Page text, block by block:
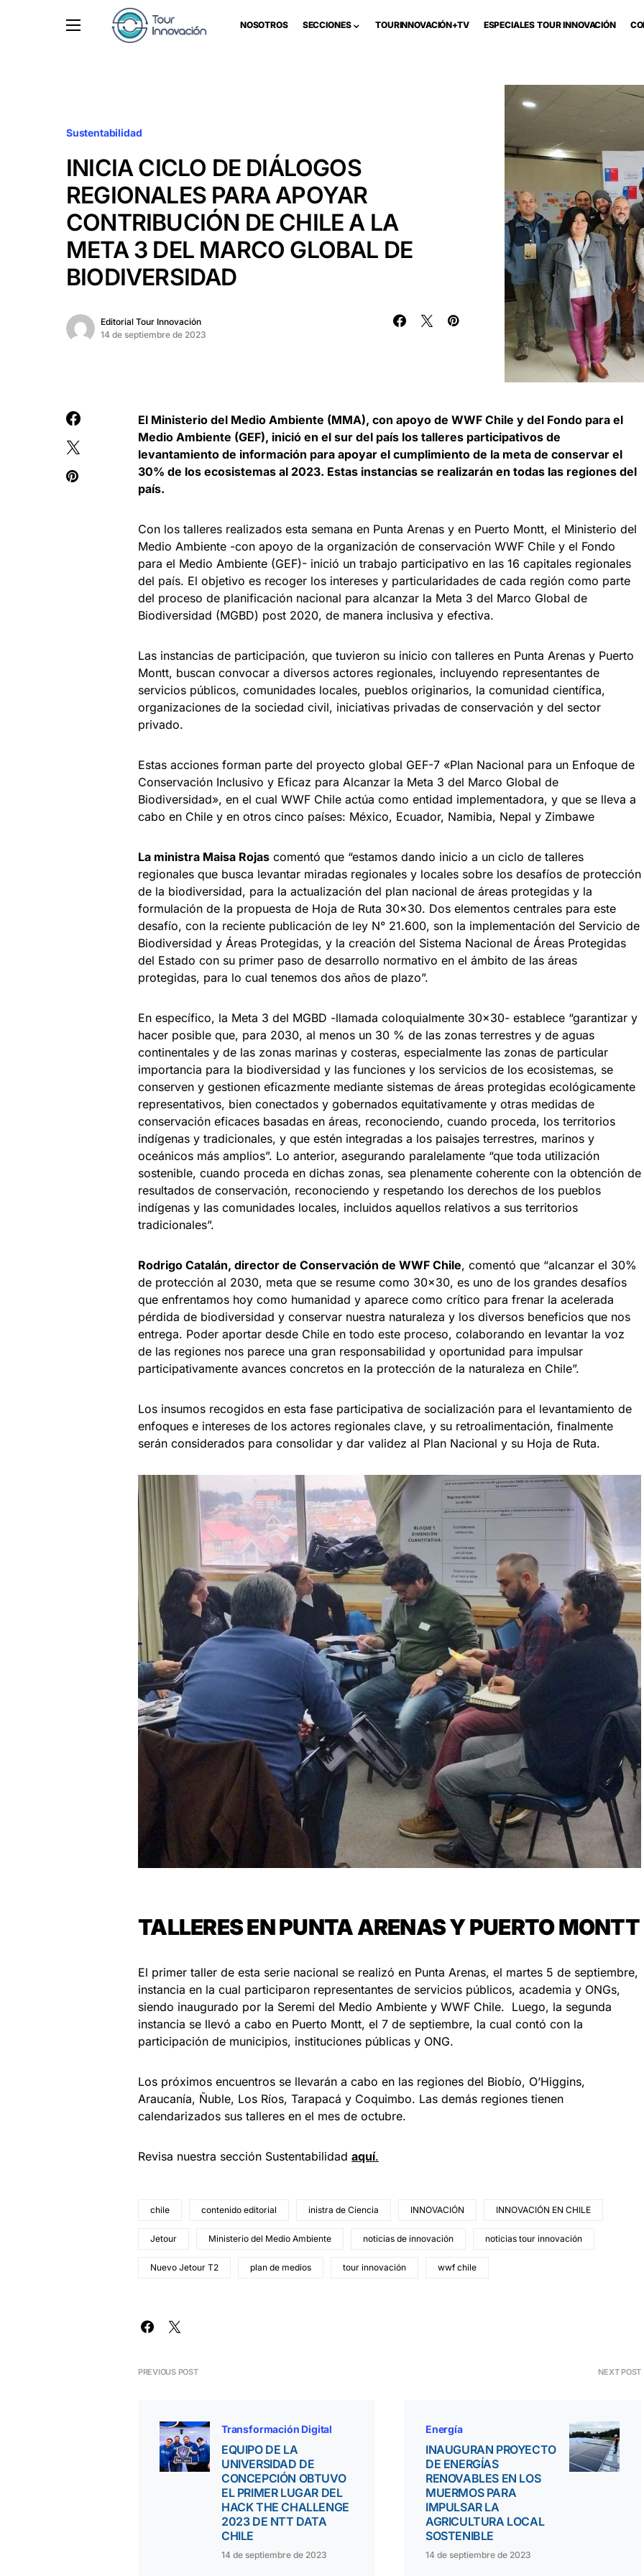
NOSOTROS SECCIONES TOURINNOVACIÓN+TV ESPECIALES TOUR INNOVACIÓN
Sustentabilidad
INICIA CICLO DE DIÁLOGOS
REGIONALES PARA APOYAR
CONTRIBUCIÓN DE CHILE A LA
META 3 DEL MARCO GLOBAL DE
BIODIVERSIDAD
Editorial Tour Innovación
14 de septiembre de 2023
El Ministerio del Medio Ambiente (MMA), con apoyo de WWF Chile y del Fondo para el
Medio Ambiente (GEF), inició en el sur del país los talleres participativos de
levantamiento de información para apoyar el cumplimiento de la meta de conservar el
30% de los ecosistemas al 2023. Estas instancias se realizarán en todas las regiones del
país.
Con los talleres realizados esta semana en Punta Arenas y en Puerto Montt, el Ministerio del
Medio Ambiente -con apoyo de la organización de conservación WWF Chile y el Fondo
para el Medio Ambiente (GEF)- inició un trabajo participativo en las 16 capitales regionales
del país. El objetivo es recoger los intereses y particularidades de cada región como parte
del proceso de planificación nacional para alcanzar la Meta 3 del Marco Global de
Biodiversidad (MGBD) post 2020, de manera inclusiva y efectiva.
Las instancias de participación, que tuvieron su inicio con talleres en Punta Arenas y Puerto
Montt, buscan convocar a diversos actores regionales, incluyendo representantes de
servicios públicos, comunidades locales, pueblos originarios, la comunidad científica,
organizaciones de la sociedad civil, iniciativas privadas de conservación y del sector
privado.
Estas acciones forman parte del proyecto global GEF-7 «Plan Nacional para un Enfoque de
Conservación Inclusivo y Eficaz para Alcanzar la Meta 3 del Marco Global de
Biodiversidad», en el cual WWF Chile actúa como entidad implementadora, y que se lleva a
cabo en Chile y en otros cinco países: México, Ecuador, Namibia, Nepal y Zimbawe
La ministra Maisa Rojas comentó que “estamos dando inicio a un ciclo de talleres
regionales que busca levantar miradas regionales y locales sobre los desafíos de protección
de la biodiversidad, para la actualización del plan nacional de áreas protegidas y la
formulación de la propuesta de Hoja de Ruta 30×30. Dos elementos centrales para este
desafío, con la reciente publicación de ley N° 21.600, son la implementación del Servicio de
Biodiversidad y Áreas Protegidas, y la creación del Sistema Nacional de Áreas Protegidas
del Estado con su primer paso de desarrollo normativo en el ámbito de las áreas
protegidas, para lo cual tenemos dos años de plazo”.
En específico, la Meta 3 del MGBD -llamada coloquialmente 30×30- establece “garantizar y
hacer posible que, para 2030, al menos un 30 % de las zonas terrestres y de aguas
continentales y de las zonas marinas y costeras, especialmente las zonas de particular
importancia para la biodiversidad y las funciones y los servicios de los ecosistemas, se
conserven y gestionen eficazmente mediante sistemas de áreas protegidas ecológicamente
representativos, bien conectados y gobernados equitativamente y otras medidas de
conservación eficaces basadas en áreas, reconociendo, cuando proceda, los territorios
indígenas y tradicionales, y que estén integradas a los paisajes terrestres, marinos y
oceánicos más amplios”. Lo anterior, asegurando paralelamente “que toda utilización
sostenible, cuando proceda en dichas zonas, sea plenamente coherente con la obtención de
resultados de conservación, reconociendo y respetando los derechos de los pueblos
indígenas y las comunidades locales, incluidos aquellos relativos a sus territorios
tradicionales”.
Rodrigo Catalán, director de Conservación de WWF Chile, comentó que “alcanzar el 30%
de protección al 2030, meta que se resume como 30×30, es uno de los grandes desafíos
que enfrentamos hoy como humanidad y aparece como crítico para frenar la acelerada
pérdida de biodiversidad y conservar nuestra naturaleza y los diversos beneficios que nos
entrega. Poder aportar desde Chile en todo este proceso, colaborando en levantar la voz
de las regiones nos parece una gran responsabilidad y oportunidad para impulsar
participativamente avances concretos en la protección de la naturaleza en Chile”.
Los insumos recogidos en esta fase participativa de socialización para el levantamiento de
enfoques e intereses de los actores regionales clave, y su retroalimentación, finalmente
serán considerados para consolidar y dar validez al Plan Nacional y su Hoja de Ruta.
TALLERES EN PUNTA ARENAS Y PUERTO MONTT
El primer taller de esta serie nacional se realizó en Punta Arenas, el martes 5 de septiembre,
instancia en la cual participaron representantes de servicios públicos, academia y ONGs,
siendo inaugurado por la Seremi del Medio Ambiente y WWF Chile. Luego, la segunda
instancia se llevó a cabo en Puerto Montt, el 7 de septiembre, la cual contó con la
participación de municipios, instituciones públicas y ONG.
Los próximos encuentros se llevarán a cabo en las regiones del Biobío, O’Higgins,
Araucanía, Ñuble, Los Ríos, Tarapacá y Coquimbo. Las demás regiones tienen
calendarizados sus talleres en el mes de octubre.
Revisa nuestra sección Sustentabilidad aquí.
chile contenido editorial inistra de Ciencia INNOVACIÓN INNOVACIÓN EN CHILE
Jetour Ministerio del Medio Ambiente noticias de innovación noticias tour innovación
Nuevo Jetour T2 plan de medios tour innovación wwf chile
PREVIOUS POST
Transformación Digital
EQUIPO DE LA
UNIVERSIDAD DE
CONCEPCIÓN OBTUVO
EL PRIMER LUGAR DEL
HACK THE CHALLENGE
2023 DE NTT DATA
CHILE
14 de septiembre de 2023
NEXT POST
Energía
INAUGURAN PROYECTO
DE ENERGÍAS
RENOVABLES EN LOS
MUERMOS PARA
IMPULSAR LA
AGRICULTURA LOCAL
SOSTENIBLE
14 de septiembre de 2023